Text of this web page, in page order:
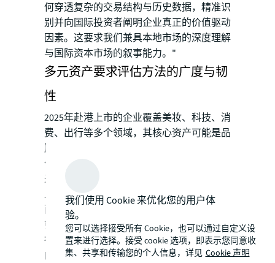
何穿透复杂的交易结构与历史数据，精准识
别并向国际投资者阐明企业真正的价值驱动
因素。这要求我们兼具本地市场的深度理解
与国际资本市场的叙事能力。"
多元资产要求评估方法的广度与韧
性
2025年赴港上市的企业覆盖美妆、科技、消
费、出行等多个领域，其核心资产可能是品
牌、专利、用户网络乃至生物资产。评估工
作面临的挑战，往往并非资产类别本身，而
来自于企业复杂的自身结构，例如拥有庞大
且多元的对内外投资组合。
面对此类情况，评估师需要在庞杂的信息中
筛选公允数据，并在对多项不同性质资产进
行评估时，确保核心方法论与参数选取逻辑
的一致性。这要求评估机构不仅拥有跨行业
我们使用 Cookie 来优化您的用户体
验。
您可以选择接受所有 Cookie，也可以通过自定义设
置来进行选择。接受 cookie 选项，即表示您同意收
集、共享和传输您的个人信息，详见 Cookie 声明